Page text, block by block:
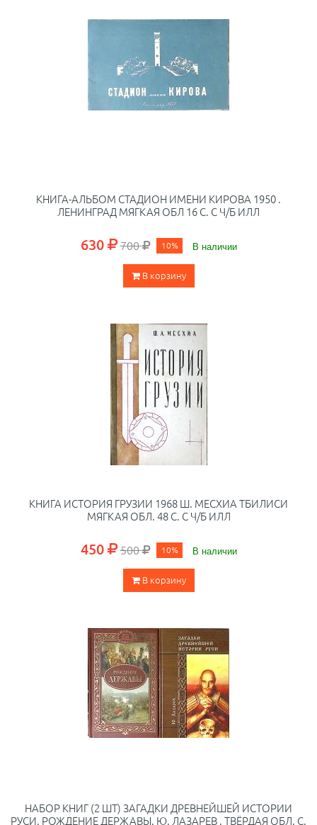
КНИГА-АЛЬБОМ СТАДИОН ИМЕНИ КИРОВА 1950 .
ЛЕНИНГРАД МЯГКАЯ ОБЛ 16 С. С Ч/Б ИЛЛ
630 700 10% В наличии
В корзину
КНИГА ИСТОРИЯ ГРУЗИИ 1968 Ш. МЕСХИА ТБИЛИСИ
МЯГКАЯ ОБЛ. 48 С. С Ч/Б ИЛЛ
450 500 10% В наличии
В корзину
НАБОР КНИГ (2 ШТ) ЗАГАДКИ ДРЕВНЕЙШЕЙ ИСТОРИИ
РУСИ. РОЖДЕНИЕ ДЕРЖАВЫ. Ю. ЛАЗАРЕВ . ТВЁРДАЯ ОБЛ. С.